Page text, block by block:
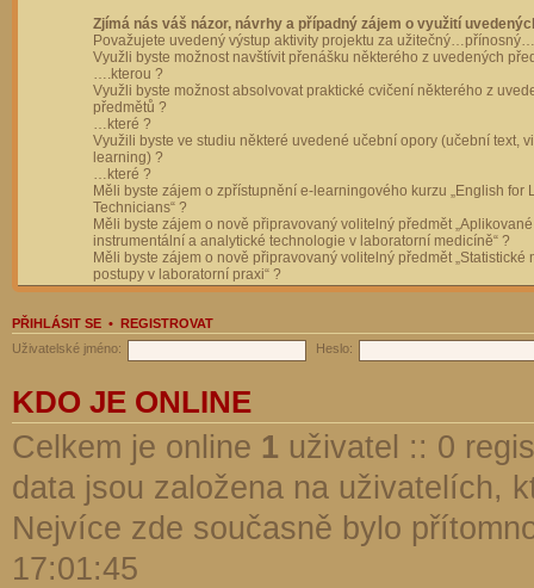
Zjímá nás váš názor, návrhy a případný zájem o využití
Považujete uvedený výstup aktivity projektu za
Využli byste možnost navštívit přenášku některého z uvedených
….kterou ?
Využli byste možnost absolvovat praktické cvičení některého z
předmětů ?
…které ?
Využili byste ve studiu některé uvedené učební opory (učební text,
learning) ?
…které ?
Měli byste zájem o zpřístupnění e-learningového kurzu „English for
Technicians“ ?
Měli byste zájem o nově připravovaný volitelný předmět „Aplikované
instrumentální a analytické technologie v laboratorní medicíně“ ?
Měli byste zájem o nově připravovaný volitelný předmět „Statistické
postupy v laboratorní praxi“ ?
PŘIHLÁSIT SE • REGISTROVAT
Uživatelské jméno:
Heslo:
KDO JE ONLINE
Celkem je online 1 uživatel :: 0
data jsou založena na uživatelích,
Nejvíce zde současně bylo
17:01:45